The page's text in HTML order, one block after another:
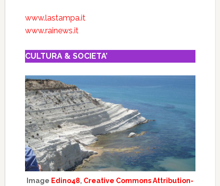
www.lastampa.it
www.rainews.it
CULTURA & SOCIETA’
Image Edino48, Creative Commons Attribution-